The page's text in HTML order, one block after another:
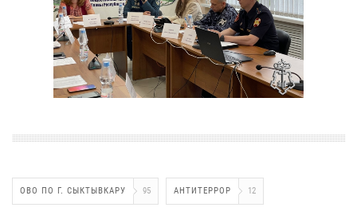
ОВО ПО Г. СЫКТЫВКАРУ 95 АНТИТЕРРОР 12